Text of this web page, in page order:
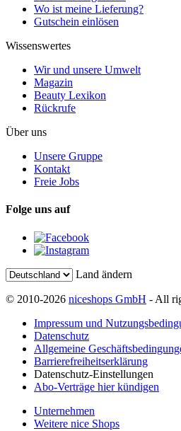
Wo ist meine Lieferung?
Gutschein einlösen
Wissenswertes
Wir und unsere Umwelt
Magazin
Beauty Lexikon
Rückrufe
Über uns
Unsere Gruppe
Kontakt
Freie Jobs
Folge uns auf
Land ändern
© 2010-2026 niceshops GmbH - All
Impressum und
Datenschutz
Allgemeine
Barrierefreiheitserklärung
Datenschutz-Einstellungen
Abo-Verträge hier kündigen
Unternehmen
Weitere nice Shops